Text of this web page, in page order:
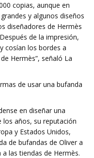
copias, aunque en
y algunos diseños
diseñadores de Hermès
de la impresión,
cosían los bordes a
Hermès”, señaló La
de usar una bufanda
en diseñar una
los años, su reputación
y Estados Unidos,
de bufandas de Oliver a
las tiendas de Hermès.